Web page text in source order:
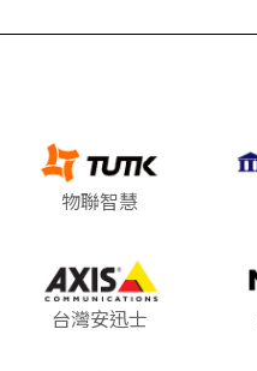
物聯智慧
台灣安迅士